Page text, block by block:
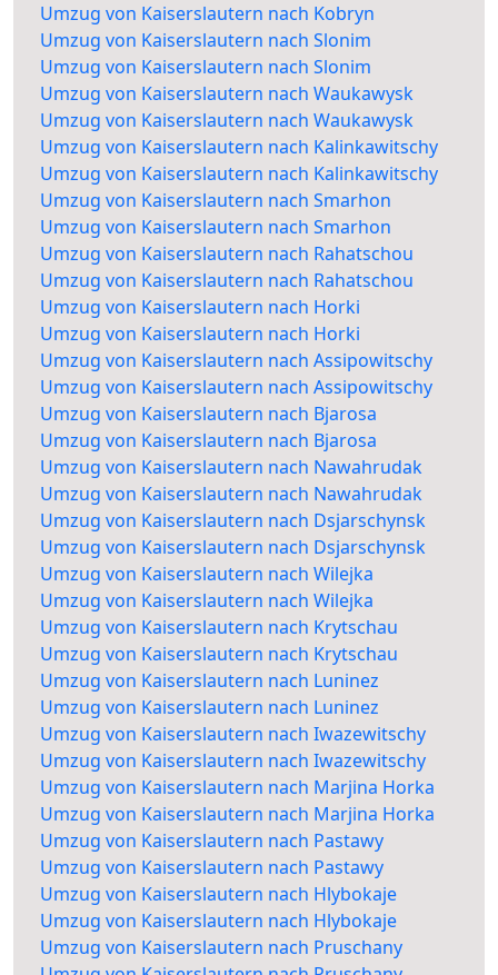
Umzug von Kaiserslautern nach Kobryn
Umzug von Kaiserslautern nach Slonim
Umzug von Kaiserslautern nach Slonim
Umzug von Kaiserslautern nach Waukawysk
Umzug von Kaiserslautern nach Waukawysk
Umzug von Kaiserslautern nach Kalinkawitschy
Umzug von Kaiserslautern nach Kalinkawitschy
Umzug von Kaiserslautern nach Smarhon
Umzug von Kaiserslautern nach Smarhon
Umzug von Kaiserslautern nach Rahatschou
Umzug von Kaiserslautern nach Rahatschou
Umzug von Kaiserslautern nach Horki
Umzug von Kaiserslautern nach Horki
Umzug von Kaiserslautern nach Assipowitschy
Umzug von Kaiserslautern nach Assipowitschy
Umzug von Kaiserslautern nach Bjarosa
Umzug von Kaiserslautern nach Bjarosa
Umzug von Kaiserslautern nach Nawahrudak
Umzug von Kaiserslautern nach Nawahrudak
Umzug von Kaiserslautern nach Dsjarschynsk
Umzug von Kaiserslautern nach Dsjarschynsk
Umzug von Kaiserslautern nach Wilejka
Umzug von Kaiserslautern nach Wilejka
Umzug von Kaiserslautern nach Krytschau
Umzug von Kaiserslautern nach Krytschau
Umzug von Kaiserslautern nach Luninez
Umzug von Kaiserslautern nach Luninez
Umzug von Kaiserslautern nach Iwazewitschy
Umzug von Kaiserslautern nach Iwazewitschy
Umzug von Kaiserslautern nach Marjina Horka
Umzug von Kaiserslautern nach Marjina Horka
Umzug von Kaiserslautern nach Pastawy
Umzug von Kaiserslautern nach Pastawy
Umzug von Kaiserslautern nach Hlybokaje
Umzug von Kaiserslautern nach Hlybokaje
Umzug von Kaiserslautern nach Pruschany